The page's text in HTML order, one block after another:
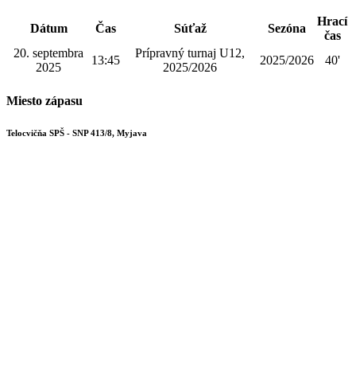
Dátum Čas Súťaž Sezóna
Hrací
čas
20. septembra
2025
13:45
Prípravný turnaj U12,
2025/2026
2025/2026 40'
Miesto zápasu
Telocvičňa SPŠ - SNP 413/8, Myjava